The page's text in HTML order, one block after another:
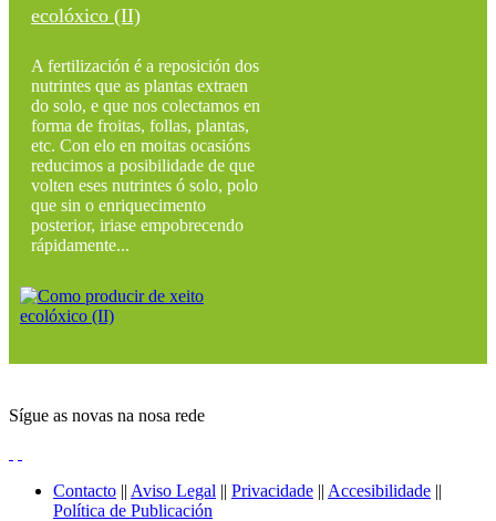
ecolóxico (II)
A fertilización é a reposición dos
nutrintes que as plantas extraen
do solo, e que nos colectamos en
forma de froitas, follas, plantas,
etc. Con elo en moitas ocasións
reducimos a posibilidade de que
volten eses nutrintes ó solo, polo
que sin o enriquecimento
posterior, iriase empobrecendo
rápidamente...
Sígue as novas na nosa rede
Contacto || Aviso Legal || Privacidade || Accesibilidade ||
Política de Publicación